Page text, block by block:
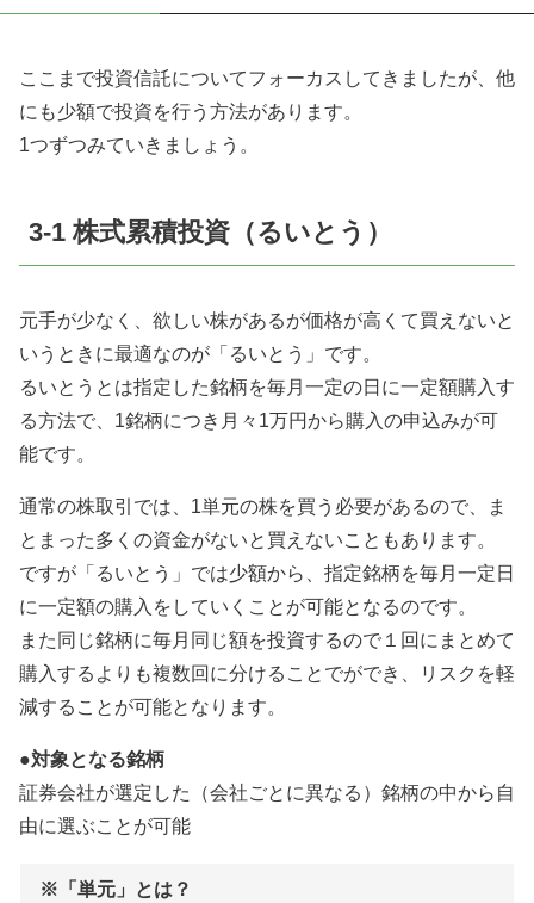
ここまで投資信託についてフォーカスしてきましたが、他
にも少額で投資を行う方法があります。
1つずつみていきましょう。
3-1 株式累積投資（るいとう）
元手が少なく、欲しい株があるが価格が高くて買えないと
いうときに最適なのが「るいとう」です。
るいとうとは指定した銘柄を毎月一定の日に一定額購入す
る方法で、1銘柄につき月々1万円から購入の申込みが可
能です。
通常の株取引では、1単元の株を買う必要があるので、ま
とまった多くの資金がないと買えないこともあります。
ですが「るいとう」では少額から、指定銘柄を毎月一定日
に一定額の購入をしていくことが可能となるのです。
また同じ銘柄に毎月同じ額を投資するので１回にまとめて
購入するよりも複数回に分けることでができ、リスクを軽
減することが可能となります。
●対象となる銘柄
証券会社が選定した（会社ごとに異なる）銘柄の中から自
由に選ぶことが可能
※「単元」とは？